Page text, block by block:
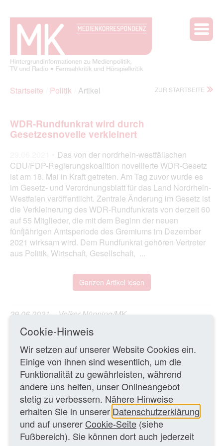
Startseite Politik Artikel ZUR STARTSEITE
WDR-Rundfunkrat wird durch
Gesetzesnovelle verkleinert
Das von der nordrhein-westfälischen
CDU/FDP-Regierungskoalition novellierte WDR-Gesetz
ist am 18. Mai in Kraft getreten. Am Tag zuvor wurde es
im Gesetz- und Verordnungsblatt für das Land Nordrhein-
Westfalen veröffentlicht. Zentrale Änderung im Gesetz ist
die Verkleinerung des WDR-Rundfunkrats von derzeit 60
auf 55 Mitglieder, die mit dem Beginn der neuen
fünfjährigen Amtsperiode des Gremiums im Dezember
2021 wirksam wird. Dem Rundfunkrat gehören Vertreter
aus Politik, Wirtschaft, Gesellschaft, ...
Ganzen Artikel lesen
29.06.2021 – Volker Nünning/MK
ZURÜCK ZUR ÜBERSICHTSSEITE
WEITERE TEXTE
WDR-Strategie: Intendant Tom Buhrow skizziert Pläne
bis 2025Politik
Geplante Verkleinerung des WDR‑Rundfunkrats in
Cookie-Hinweis
Wir setzen auf unserer Website Cookies ein.
Einige von ihnen sind wesentlich, um die
Funktionalität zu gewährleisten, während
andere uns helfen, unser Onlineangebot
stetig zu verbessern. Nähere Hinweise
erhalten Sie in unserer Datenschutzerklärung
und auf unserer Cookie-Seite (siehe
Fußbereich). Sie können dort auch jederzeit